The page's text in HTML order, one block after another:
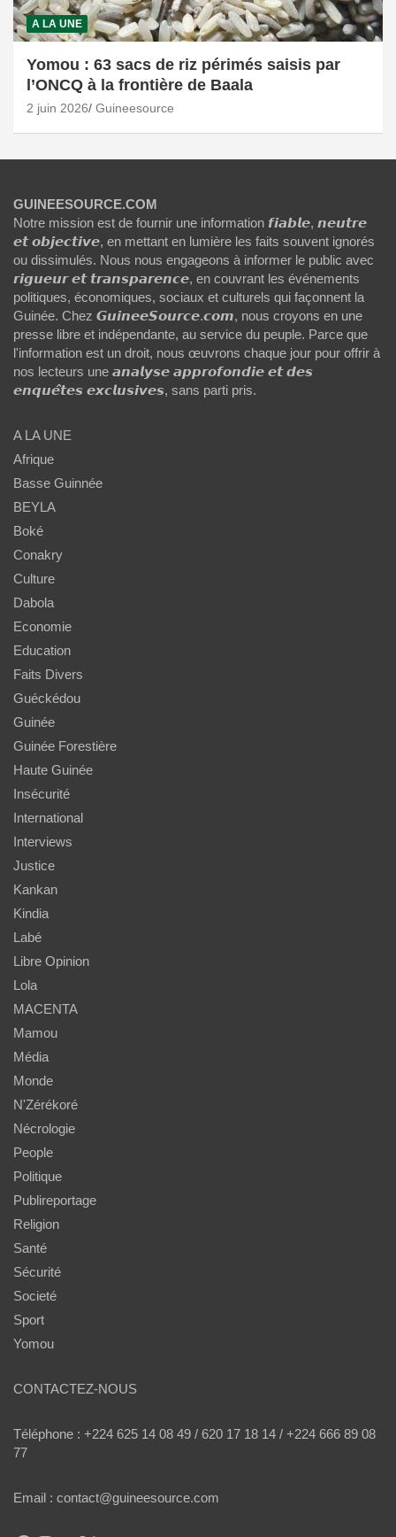
A LA UNE
Yomou : 63 sacs de riz périmés saisis par
l’ONCQ à la frontière de Baala
2 juin 2026 Guineesource
GUINEESOURCE.COM
Notre mission est de fournir une information 𝙛𝙞𝙖𝙗𝙡𝙚, 𝙣𝙚𝙪𝙩𝙧𝙚
𝙚𝙩 𝙤𝙗𝙟𝙚𝙘𝙩𝙞𝙫𝙚, en mettant en lumière les faits souvent ignorés
ou dissimulés. Nous nous engageons à informer le public avec
𝙧𝙞𝙜𝙪𝙚𝙪𝙧 𝙚𝙩 𝙩𝙧𝙖𝙣𝙨𝙥𝙖𝙧𝙚𝙣𝙘𝙚, en couvrant les événements
politiques, économiques, sociaux et culturels qui façonnent la
Guinée. Chez 𝙂𝙪𝙞𝙣𝙚𝙚𝙎𝙤𝙪𝙧𝙘𝙚.𝙘𝙤𝙢, nous croyons en une
presse libre et indépendante, au service du peuple. Parce que
l'information est un droit, nous œuvrons chaque jour pour offrir à
nos lecteurs une 𝙖𝙣𝙖𝙡𝙮𝙨𝙚 𝙖𝙥𝙥𝙧𝙤𝙛𝙤𝙣𝙙𝙞𝙚 𝙚𝙩 𝙙𝙚𝙨
𝙚𝙣𝙦𝙪𝙚̂𝙩𝙚𝙨 𝙚𝙭𝙘𝙡𝙪𝙨𝙞𝙫𝙚𝙨, sans parti pris.
A LA UNE
Afrique
Basse Guinnée
BEYLA
Boké
Conakry
Culture
Dabola
Economie
Education
Faits Divers
Guéckédou
Guinée
Guinée Forestière
Haute Guinée
Insécurité
International
Interviews
Justice
Kankan
Kindia
Labé
Libre Opinion
Lola
MACENTA
Mamou
Média
Monde
N'Zérékoré
Nécrologie
People
Politique
Publireportage
Religion
Santé
Sécurité
Societé
Sport
Yomou
CONTACTEZ-NOUS
Téléphone : +224 625 14 08 49 / 620 17 18 14 / +224 666 89 08
77
Email : contact@guineesource.com